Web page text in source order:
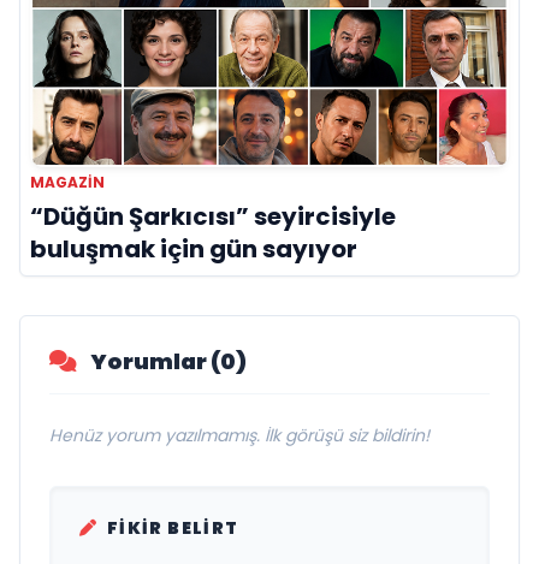
MAGAZIN
“Düğün Şarkıcısı” seyircisiyle
buluşmak için gün sayıyor
Yorumlar (0)
Henüz yorum yazılmamış. İlk görüşü siz bildirin!
FIKIR BELIRT